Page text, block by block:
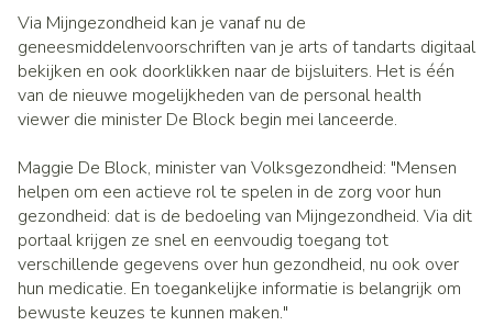
Via Mijngezondheid kan je vanaf nu de
geneesmiddelenvoorschriften van je arts of tandarts digitaal
bekijken en ook doorklikken naar de bijsluiters. Het is één
van de nieuwe mogelijkheden van de personal health
viewer die minister De Block begin mei lanceerde.
Maggie De Block, minister van Volksgezondheid: "Mensen
helpen om een actieve rol te spelen in de zorg voor hun
gezondheid: dat is de bedoeling van Mijngezondheid. Via dit
portaal krijgen ze snel en eenvoudig toegang tot
verschillende gegevens over hun gezondheid, nu ook over
hun medicatie. En toegankelijke informatie is belangrijk om
bewuste keuzes te kunnen maken."